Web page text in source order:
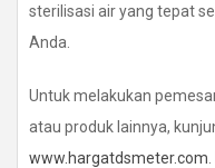
sterilisasi air yang tepat
Anda.
Untuk melakukan
atau produk lainnya,
www.hargatdsmeter.com